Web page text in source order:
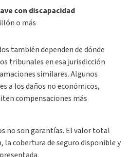
con discapacidad
o más
también dependen de dónde
tribunales en esa jurisdicción
similares. Algunos
a los daños no económicos,
compensaciones más
no son garantías. El valor total
la cobertura de seguro disponible y